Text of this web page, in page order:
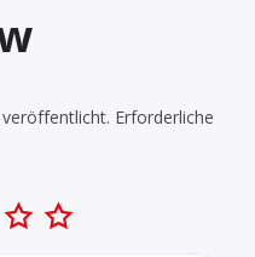
Erforderliche